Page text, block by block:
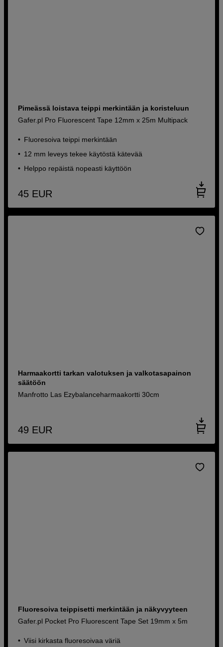
Pimeässä loistava teippi merkintään ja koristeluun
Gafer.pl Pro Fluorescent Tape 12mm x 25m Multipack
Fluoresoiva teippi merkintään
12 mm leveys tekee käytöstä kätevää
Helppo repäistä nopeasti käyttöön
45 EUR
Harmaakortti tarkan valotuksen ja valkotasapainon
säätöön
Manfrotto Las Ezybalanceharmaakortti 30cm
49 EUR
Fluoresoiva teippisetti merkintään ja näkyvyyteen
Gafer.pl Pocket Pro Fluorescent Tape Set 19mm x 5m
Viisi kirkasta fluoresoivaa väriä